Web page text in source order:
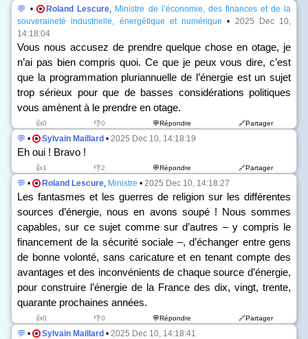
💬 • Roland Lescure, Ministre de l’économie, des finances et de la
souveraineté industrielle, énergétique et numérique • 2025 Dec 10,
14:18:04
Vous nous accusez de prendre quelque chose en otage, je
n’ai pas bien compris quoi. Ce que je peux vous dire, c’est
que la programmation pluriannuelle de l’énergie est un sujet
trop sérieux pour que de basses considérations politiques
vous amènent à le prendre en otage.
👍0 👎0 💬Répondre 🔗Partager
💬 • Sylvain Maillard • 2025 Dec 10, 14:18:19
Eh oui ! Bravo !
👍1 👎2 💬Répondre 🔗Partager
💬 • Roland Lescure, Ministre • 2025 Dec 10, 14:18:27
Les fantasmes et les guerres de religion sur les différentes
sources d’énergie, nous en avons soupé ! Nous sommes
capables, sur ce sujet comme sur d’autres – y compris le
financement de la sécurité sociale –, d’échanger entre gens
de bonne volonté, sans caricature et en tenant compte des
avantages et des inconvénients de chaque source d’énergie,
pour construire l’énergie de la France des dix, vingt, trente,
quarante prochaines années.
👍0 👎0 💬Répondre 🔗Partager
💬 • Sylvain Maillard • 2025 Dec 10, 14:18:41